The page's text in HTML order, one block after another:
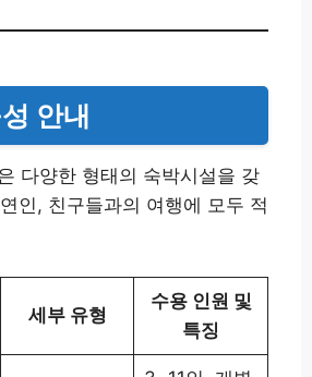
안내
다양한 형태의 숙박시설을 갖
인, 친구들과의 여행에 모두 적
세부 유형
수용 인원 및
특징